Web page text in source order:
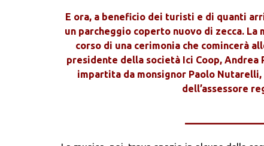
E ora, a beneficio dei turisti e di quanti
un parcheggio coperto nuovo di zecca.
corso di una cerimonia che comincerà
presidente della società Ici Coop,
impartita da monsignor Paolo
dell’assessore